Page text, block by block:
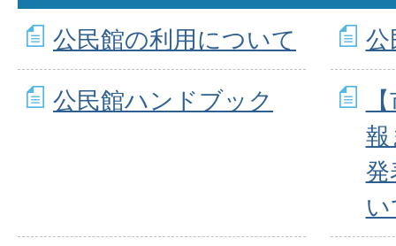
公民館の利用について 公
公民館ハンドブック
報
発